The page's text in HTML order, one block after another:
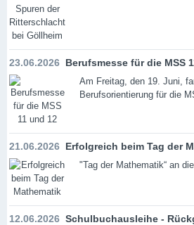
23.06.2026 Berufsmesse für die MSS
Am Freitag, den 19. Juni,
Berufsorientierung für die
21.06.2026 Erfolgreich beim Tag der
"Tag der Mathematik“ an
12.06.2026 Schulbuchausleihe -